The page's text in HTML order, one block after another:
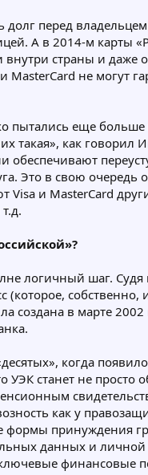
перед
А в 2014-м карты
внутри страны и
не могут
еще больше
такая», как
обеспечивают
Это в свою
и MasterCard
логичный шаг.
в марте
когда
станет не
как у
формы принуждения
данных и
финансовые